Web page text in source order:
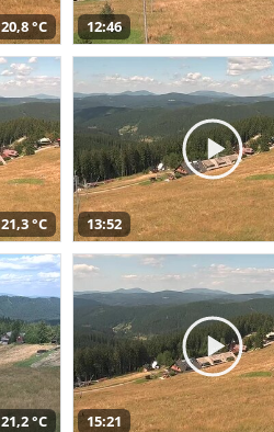
20,8 °C 12:46
21,3 °C 13:52
21,2 °C 15:21